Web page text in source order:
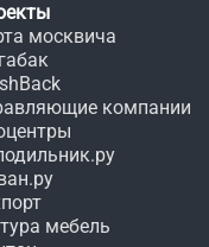
москвича
компании
мебель